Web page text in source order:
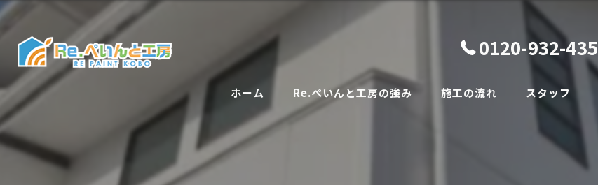
0120-932-435
ホーム Re.ぺいんと工房の強み 施工の流れ スタッフ